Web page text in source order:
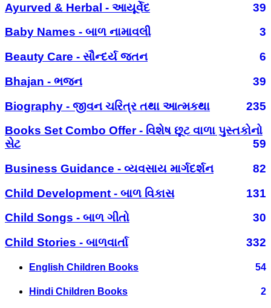
Ayurved & Herbal - આયૂર્વેદ
39
Baby Names - બાળ નામાવલી
3
Beauty Care - સૌન્દર્ય જતન
6
Bhajan - ભજન
39
Biography - જીવન ચરિત્ર તથા આત્મકથા
235
Books Set Combo Offer - વિશેષ છૂટ વાળા પુસ્તકોનો
સેટ
59
Business Guidance - વ્યવસાય માર્ગદર્શન
82
Child Development - બાળ વિકાસ
131
Child Songs - બાળ ગીતો
30
Child Stories - બાળવાર્તા
332
English Children Books 54
Hindi Children Books 2